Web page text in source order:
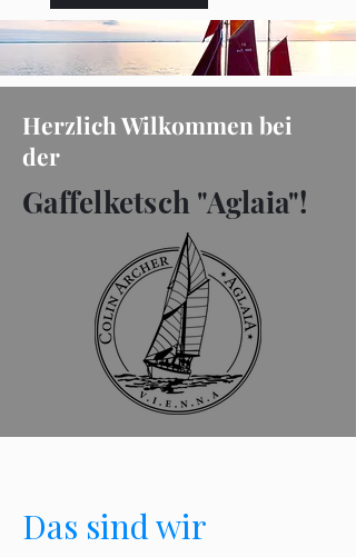
Herzlich Wilkommen bei
der
Gaffelketsch "Aglaia"!
Das sind wir